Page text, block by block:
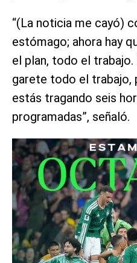
“(La noticia me cayó)
estómago; ahora hay
el plan, todo el trabajo.
garete todo el trabajo,
estás tragando seis
programadas”, señaló.